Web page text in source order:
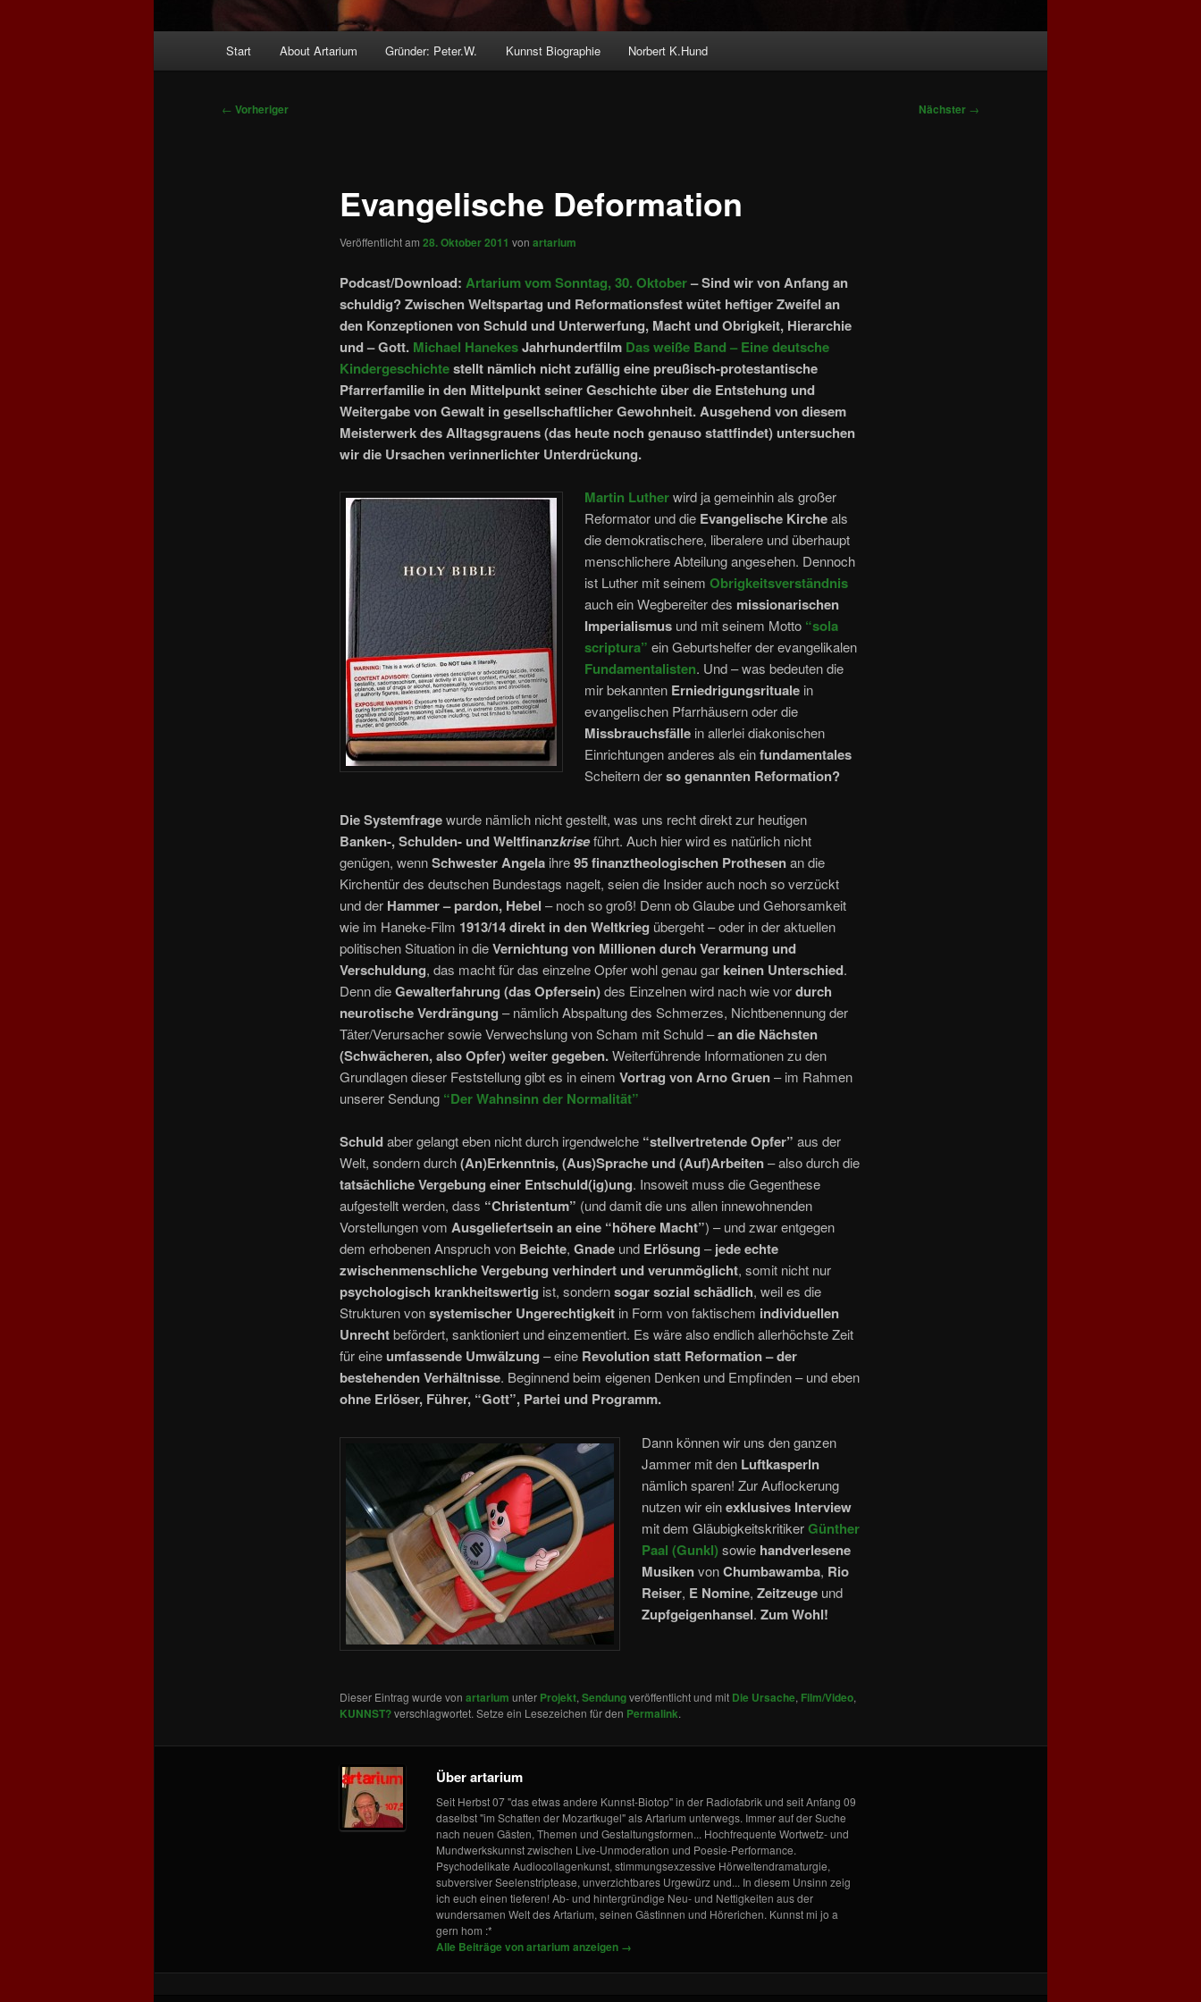
Start About Artarium Gründer: Peter.W. Kunnst Biographie Norbert K.Hund
Beitragsnavigation
← Vorheriger Nächster →
Evangelische Deformation
Veröffentlicht am 28. Oktober 2011 von artarium
Podcast/Download: Artarium vom Sonntag, 30. Oktober– Sind wir von Anfang an
schuldig? Zwischen Weltspartag und Reformationsfest wütet heftiger Zweifel an
den Konzeptionen von Schuld und Unterwerfung, Macht und Obrigkeit, Hierarchie
und – Gott. Michael HanekesJahrhundertfilm Das weiße Band – Eine deutsche
Kindergeschichtestellt nämlich nicht zufällig eine preußisch-protestantische
Pfarrerfamilie in den Mittelpunkt seiner Geschichte über die Entstehung und
Weitergabe von Gewalt in gesellschaftlicher Gewohnheit. Ausgehend von diesem
Meisterwerk des Alltagsgrauens (das heute noch genauso stattfindet) untersuchen
wir die Ursachen verinnerlichter Unterdrückung.
Martin Lutherwird ja gemeinhin als großer
Reformator und die Evangelische Kircheals
die demokratischere, liberalere und überhaupt
menschlichere Abteilung angesehen. Dennoch
ist Luther mit seinemObrigkeitsverständnis
auch ein Wegbereiter des missionarischen
Imperialismus und mit seinem Motto “sola
scriptura” ein Geburtshelfer der evangelikalen
Fundamentalisten. Und – was bedeuten die
mir bekannten Erniedrigungsrituale in
evangelischen Pfarrhäusern oder die
Missbrauchsfälle in allerlei diakonischen
Einrichtungen anderes als einfundamentales
Scheitern derso genannten Reformation?
Die Systemfragewurde nämlich nicht gestellt, was uns recht direkt zur heutigen
Banken-, Schulden- und Weltfinanzkriseführt. Auch hier wird es natürlich nicht
genügen, wennSchwester Angelaihre95 finanztheologischen Prothesenan die
Kirchentür des deutschen Bundestags nagelt, seien die Insider auch noch so verzückt
und der Hammer – pardon, Hebel – noch so groß! Denn ob Glaube und Gehorsamkeit
wie im Haneke-Film 1913/14 direkt in den Weltkrieg übergeht – oder in der aktuellen
politischen Situation in dieVernichtung von Millionen durch Verarmung und
Verschuldung, das macht für das einzelne Opfer wohl genau gar keinen Unterschied.
Denn dieGewalterfahrung (das Opfersein)des Einzelnen wird nach wie vordurch
neurotische Verdrängung – nämlich Abspaltung des Schmerzes, Nichtbenennung der
Täter/Verursacher sowie Verwechslung von Scham mit Schuld –an die Nächsten
(Schwächeren, also Opfer) weiter gegeben.Weiterführende Informationen zu den
Grundlagen dieser Feststellung gibt es in einem Vortrag von Arno Gruen– im Rahmen
unserer Sendung “Der Wahnsinn der Normalität”
Schuldaber gelangt eben nicht durch irgendwelche “stellvertretende Opfer” aus der
Welt, sondern durch(An)Erkenntnis, (Aus)Sprache und (Auf)Arbeiten– also durch die
tatsächliche Vergebung einer Entschuld(ig)ung. Insoweit muss die Gegenthese
aufgestellt werden, dass “Christentum” (und damit die uns allen innewohnenden
Vorstellungen vom Ausgeliefertsein an eine “höhere Macht”) – und zwar entgegen
dem erhobenen Anspruch von Beichte, Gnadeund Erlösung –jede echte
zwischenmenschliche Vergebung verhindertund verunmöglicht, somit nicht nur
psychologisch krankheitswertig ist, sondernsogar sozial schädlich, weil es die
Strukturen vonsystemischer Ungerechtigkeitin Form von faktischem individuellen
Unrechtbefördert, sanktioniert und einzementiert. Es wäre also endlich allerhöchste Zeit
für eine umfassende Umwälzung – eine Revolution statt Reformation – der
bestehenden Verhältnisse. Beginnend beim eigenen Denken und Empfinden – und eben
ohne Erlöser, Führer, “Gott”, Partei und Programm.
Dann können wir uns den ganzen
Jammer mit den Luftkasperln
nämlich sparen! Zur Auflockerung
nutzen wir einexklusives Interview
mit dem GläubigkeitskritikerGünther
Paal (Gunkl)sowie handverlesene
MusikenvonChumbawamba, Rio
Reiser, E Nomine,Zeitzeuge und
Zupfgeigenhansel.Zum Wohl!
Dieser Eintrag wurde von artarium unter Projekt, Sendungveröffentlicht und mit Die Ursache, Film/Video,
KUNNST?verschlagwortet. Setze ein Lesezeichen für den Permalink.
Über artarium
Seit Herbst 07 "das etwas andere Kunnst-Biotop" in der Radiofabrik und seit Anfang 09
daselbst "im Schatten der Mozartkugel" als Artarium unterwegs. Immer auf der Suche
nach neuen Gästen, Themen und Gestaltungsformen... Hochfrequente Wortwetz- und
Mundwerkskunnst zwischen Live-Unmoderation und Poesie-Performance.
Psychodelikate Audiocollagenkunst, stimmungsexzessive Hörweltendramaturgie,
subversiver Seelenstriptease, unverzichtbares Urgewürz und... In diesem Unsinn zeig
ich euch einen tieferen! Ab- und hintergründige Neu- und Nettigkeiten aus der
wundersamen Welt des Artarium, seinen Gästinnen und Hörerichen. Kunnst mi jo a
gern hom :*
Alle Beiträge von artarium anzeigen →